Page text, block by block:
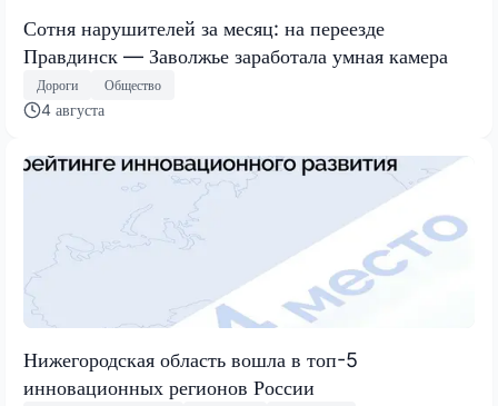
Сотня нарушителей за месяц: на переезде
Правдинск — Заволжье заработала умная камера
Дороги Общество
4 августа
Нижегородская область вошла в топ-5
инновационных регионов России